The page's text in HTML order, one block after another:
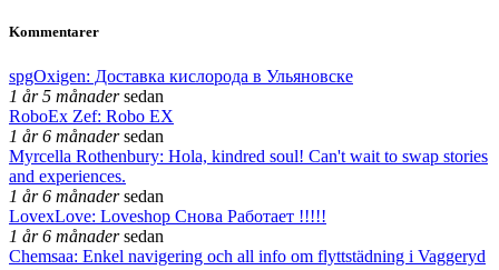
Kommentarer
spgOxigen: Доставка кислорода в Ульяновске
1 år 5 månadersedan
RoboEx Zef: Robo EX
1 år 6 månadersedan
Myrcella Rothenbury: Hola, kindred soul! Can't wait to swap stories
and experiences.
1 år 6 månadersedan
LovexLove: Loveshop Снова Работает !!!!!
1 år 6 månadersedan
Chemsaa: Enkel navigering och all info om flyttstädning i Vaggeryd